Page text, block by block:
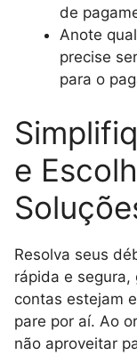
de
Anote
precise
para o
e
Resolva seus
rápida e
contas estejam
pare por aí. Ao
não aproveitar